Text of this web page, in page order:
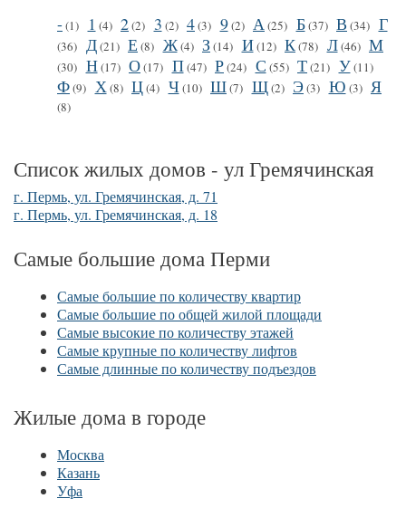
-(1) 1 (4) 2(2) 3 (2) 4(3) 9(2) А (25) Б(37) В (34) Г
(36) Д(21) Е (8) Ж(4) З(14) И(12) К(78) Л(46) М
(30) Н(17) О(17) П(47) Р(24) С (55) Т(21) У(11)
Ф(9) Х(8) Ц(4) Ч (10) Ш(7) Щ(2) Э(3) Ю (3) Я
(8)
Список жилых домов - ул Гремячинская
г. Пермь, ул. Гремячинская, д. 71
г. Пермь, ул. Гремячинская, д. 18
Самые большие дома Перми
Самые большие по количеству квартир
Самые большие по общей жилой площади
Самые высокие по количеству этажей
Самые крупные по количеству лифтов
Самые длинные по количеству подъездов
Жилые дома в городе
Москва
Казань
Уфа